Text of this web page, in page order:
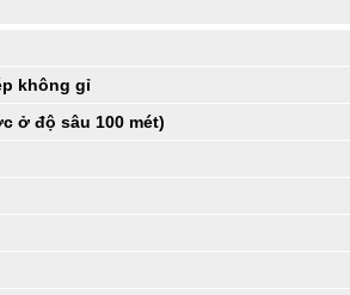
không gỉ
ở độ sâu 100 mét)